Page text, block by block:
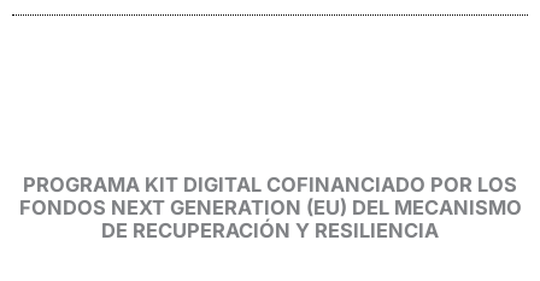
PROGRAMA KIT DIGITAL COFINANCIADO POR LOS
FONDOS NEXT GENERATION (EU) DEL MECANISMO
DE RECUPERACIÓN Y RESILIENCIA